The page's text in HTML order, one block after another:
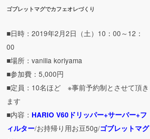
ゴブレットマグでカフェオレづくり
■日時：2019年2月2日（土）10：00～12：
00
■場所：vanilla koriyama
■参加費：5,000円
■定員：10名ほど ※事前予約制とさせて頂き
ます
■内容： HARIO V60ドリッパー+サーバー+フ
ィルター/お持帰り用お豆50g/ゴブレットマグ